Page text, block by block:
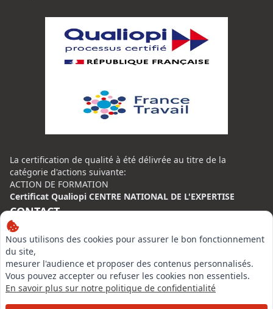
Nous utilisons des cookies pour assurer le bon fonctionnement
du site,
mesurer l'audience et proposer des contenus personnalisés.
Vous pouvez accepter ou refuser les cookies non essentiels.
En savoir plus sur notre politique de confidentialité
La certification de qualité à été délivrée au titre de la
catégorie d'actions suivante:
ACTION DE FORMATION
Certificat Qualiopi CENTRE NATIONAL DE L'EXPERTISE
CONTACT
Centre National de l’Expertise (CNE)
20 rue Henri Regnault, 75014 Paris
N°VERT : 0800 00 80 89